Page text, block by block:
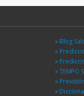
» Blog
»
»
» TEMPO
»
»